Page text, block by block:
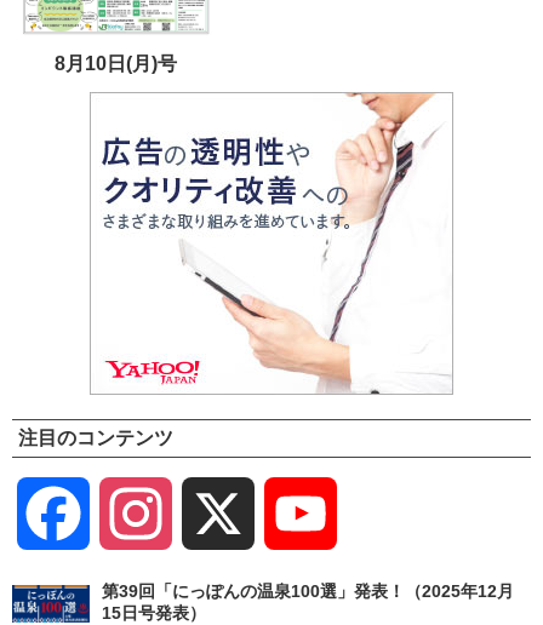
8月10日(月)号
注目のコンテンツ
Facebook Instagram
Channel
第39回「にっぽんの温泉100選」発表！（2025年12月
15日号発表）